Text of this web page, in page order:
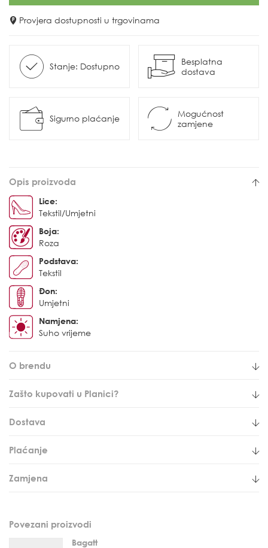
Provjera dostupnosti u trgovinama
Stanje: Dostupno
Besplatna
dostava
Sigurno plaćanje
Mogućnost
zamjene
Opis proizvoda
Lice:
Tekstil/Umjetni
Boja:
Roza
Podstava:
Tekstil
Đon:
Umjetni
Namjena:
Suho vrijeme
O brendu
Zašto kupovati u Planici?
Dostava
Plaćanje
Zamjena
Povezani proizvodi
Bagatt